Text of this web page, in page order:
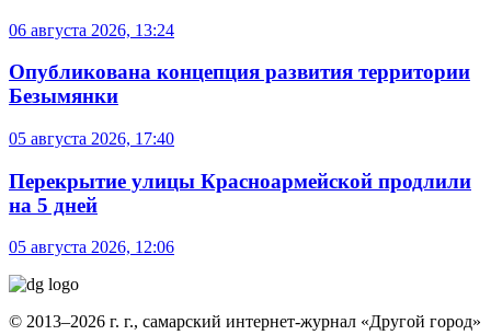
06 августа 2026, 13:24
Опубликована концепция развития территории
Безымянки
05 августа 2026, 17:40
Перекрытие улицы Красноармейской продлили
на 5 дней
05 августа 2026, 12:06
© 2013–2026 г. г., самарский интернет-журнал «Другой город»